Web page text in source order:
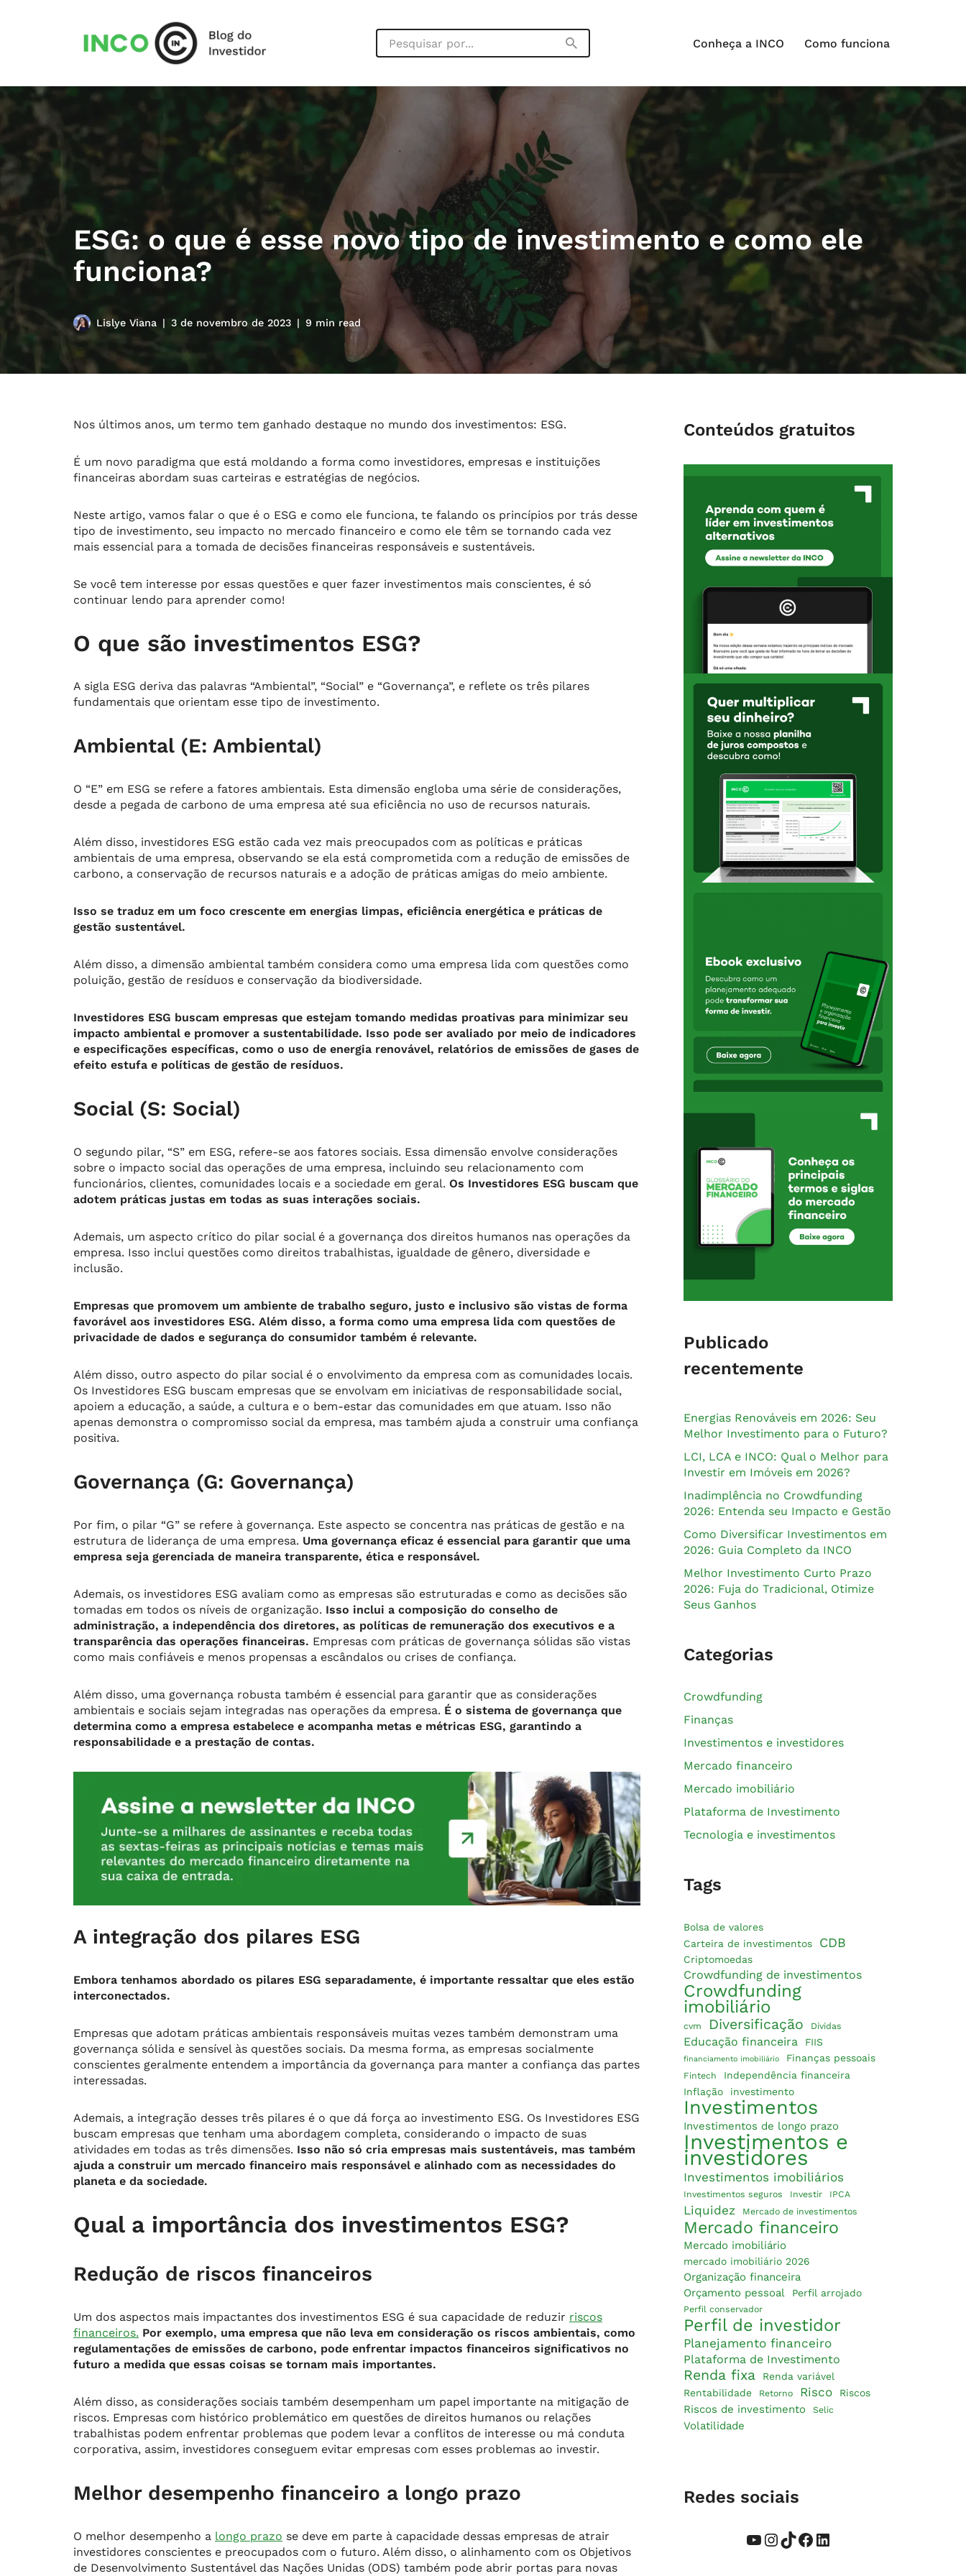
conteúdo
Conheça a INCO Como funciona
ESG: o que é esse novo tipo de investimento e como ele
funciona?
Lislye Viana 3 de novembro de 2023 9 min read
Nos últimos anos, um termo tem ganhado destaque no mundo dos investimentos: ESG.
É um novo paradigma que está moldando a forma como investidores, empresas e instituições
financeiras abordam suas carteiras e estratégias de negócios.
Neste artigo, vamos falar o que é o ESG e como ele funciona, te falando os princípios por trás desse
tipo de investimento, seu impacto no mercado financeiro e como ele têm se tornando cada vez
mais essencial para a tomada de decisões financeiras responsáveis ​​e sustentáveis.
Se você tem interesse por essas questões e quer fazer investimentos mais conscientes, é só
continuar lendo para aprender como!
O que são investimentos ESG?
A sigla ESG deriva das palavras “Ambiental”, “Social” e “Governança”, e reflete os três pilares
fundamentais que orientam esse tipo de investimento.
Ambiental (E: Ambiental)
O “E” em ESG se refere a fatores ambientais. Esta dimensão engloba uma série de considerações,
desde a pegada de carbono de uma empresa até sua eficiência no uso de recursos naturais.
Além disso, investidores ESG estão cada vez mais preocupados com as políticas e práticas
ambientais de uma empresa, observando se ela está comprometida com a redução de emissões de
carbono, a conservação de recursos naturais e a adoção de práticas amigas do meio ambiente.
Isso se traduz em um foco crescente em energias limpas, eficiência energética e práticas de
gestão sustentável.
Além disso, a dimensão ambiental também considera como uma empresa lida com questões como
poluição, gestão de resíduos e conservação da biodiversidade.
Investidores ESG buscam empresas que estejam tomando medidas proativas para minimizar seu
impacto ambiental e promover a sustentabilidade. Isso pode ser avaliado por meio de indicadores
e especificações específicas, como o uso de energia renovável, relatórios de emissões de gases de
efeito estufa e políticas de gestão de resíduos.
Social (S: Social)
O segundo pilar, “S” em ESG, refere-se aos fatores sociais. Essa dimensão envolve considerações
sobre o impacto social das operações de uma empresa, incluindo seu relacionamento com
funcionários, clientes, comunidades locais e a sociedade em geral. Os Investidores ESG buscam que
adotem práticas justas em todas as suas interações sociais.
Ademais, um aspecto crítico do pilar social é a governança dos direitos humanos nas operações da
empresa. Isso inclui questões como direitos trabalhistas, igualdade de gênero, diversidade e
inclusão.
Empresas que promovem um ambiente de trabalho seguro, justo e inclusivo são vistas de forma
favorável aos investidores ESG. Além disso, a forma como uma empresa lida com questões de
privacidade de dados e segurança do consumidor também é relevante.
Além disso, outro aspecto do pilar social é o envolvimento da empresa com as comunidades locais.
Os Investidores ESG buscam empresas que se envolvam em iniciativas de responsabilidade social,
apoiem a educação, a saúde, a cultura e o bem-estar das comunidades em que atuam. Isso não
apenas demonstra o compromisso social da empresa, mas também ajuda a construir uma confiança
positiva.
Governança (G: Governança)
Por fim, o pilar “G” se refere à governança. Este aspecto se concentra nas práticas de gestão e na
estrutura de liderança de uma empresa. Uma governança eficaz é essencial para garantir que uma
empresa seja gerenciada de maneira transparente, ética e responsável.
Ademais, os investidores ESG avaliam como as empresas são estruturadas e como as decisões são
tomadas em todos os níveis de organização. Isso inclui a composição do conselho de
administração, a independência dos diretores, as políticas de remuneração dos executivos e a
transparência das operações financeiras. Empresas com práticas de governança sólidas são vistas
como mais confiáveis ​​e menos propensas a escândalos ou crises de confiança.
Além disso, uma governança robusta também é essencial para garantir que as considerações
ambientais e sociais sejam integradas nas operações da empresa. É o sistema de governança que
determina como a empresa estabelece e acompanha metas e métricas ESG, garantindo a
responsabilidade e a prestação de contas.
A integração dos pilares ESG
Embora tenhamos abordado os pilares ESG separadamente, é importante ressaltar que eles estão
interconectados.
Empresas que adotam práticas ambientais responsáveis ​​muitas vezes também demonstram uma
governança sólida e sensível às questões sociais. Da mesma forma, as empresas socialmente
conscientes geralmente entendem a importância da governança para manter a confiança das partes
interessadas.
Ademais, a integração desses três pilares é o que dá força ao investimento ESG. Os Investidores ESG
buscam empresas que tenham uma abordagem completa, considerando o impacto de suas
atividades em todas as três dimensões. Isso não só cria empresas mais sustentáveis, mas também
ajuda a construir um mercado financeiro mais responsável e alinhado com as necessidades do
planeta e da sociedade.
Qual a importância dos investimentos ESG?
Redução de riscos financeiros
Um dos aspectos mais impactantes dos investimentos ESG é sua capacidade de reduzir riscos
financeiros. Por exemplo, uma empresa que não leva em consideração os riscos ambientais, como
regulamentações de emissões de carbono, pode enfrentar impactos financeiros significativos no
futuro a medida que essas coisas se tornam mais importantes.
Além disso, as considerações sociais também desempenham um papel importante na mitigação de
riscos. Empresas com histórico problemático em questões de direitos humanos ou relações
trabalhistas podem enfrentar problemas que podem levar a conflitos de interesse ou má conduta
corporativa, assim, investidores conseguem evitar empresas com esses problemas ao investir.
Melhor desempenho financeiro a longo prazo
O melhor desempenho a longo prazo se deve em parte à capacidade dessas empresas de atrair
investidores conscientes e preocupados com o futuro. Além disso, o alinhamento com os Objetivos
de Desenvolvimento Sustentável das Nações Unidas (ODS) também pode abrir portas para novas
Conteúdos gratuitos
Publicado
recentemente
Energias Renováveis em 2026: Seu
Melhor Investimento para o Futuro?
LCI, LCA e INCO: Qual o Melhor para
Investir em Imóveis em 2026?
Inadimplência no Crowdfunding
2026: Entenda seu Impacto e Gestão
Como Diversificar Investimentos em
2026: Guia Completo da INCO
Melhor Investimento Curto Prazo
2026: Fuja do Tradicional, Otimize
Seus Ganhos
Categorias
Crowdfunding
Finanças
Investimentos e investidores
Mercado financeiro
Mercado imobiliário
Plataforma de Investimento
Tecnologia e investimentos
Tags
Bolsa de valores
Carteira de investimentos
CDB
Criptomoedas
Crowdfunding de investimentos
Crowdfunding
imobiliário
cvm Diversificação Dívidas
Educação financeira FIIS
financiamento imobiliário Finanças pessoais
Fintech
Independência financeira
Inflação
investimento
Investimentos
Investimentos de longo prazo
Investimentos e
investidores
Investimentos imobiliários
Investimentos seguros Investir IPCA
Liquidez Mercado de investimentos
Mercado financeiro
Mercado imobiliário
mercado imobiliário 2026
Organização financeira
Orçamento pessoal
Perfil arrojado
Perfil conservador
Perfil de investidor
Planejamento financeiro
Plataforma de Investimento
Renda fixa
Renda variável
Rentabilidade
Retorno Risco Riscos
Riscos de investimento Selic
Volatilidade
Redes sociais